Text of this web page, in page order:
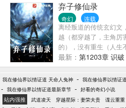
弃子修仙录
奇幻 连载
离经叛道的传统玄幻文
越（都穿越了，主角厉
的），没有重生（人生
面对现实，遇到问题自
最新： 第1203章 识破
我在修仙界以情证道 天命人兔神 - 我在修仙界以情证
- 我在修仙界以情证道最新章节 - 好看的奇幻小说
站内强推 武道凌天 穿越星际：妻荣夫贵 谍云重重